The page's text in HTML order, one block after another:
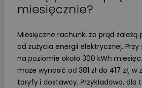
miesięcznie?
Miesięczne rachunki za prąd zależą
od zużycia energii elektrycznej.
na poziomie około 300 kWh
może wynosić od 381 zł do 417 zł, w
taryfy i dostawcy. Przykładowo, dla